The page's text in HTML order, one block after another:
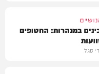
במנהרות: החטופים
סגל